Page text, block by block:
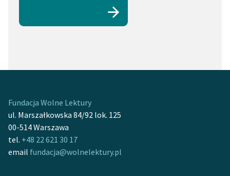
Fundacja Wolne Lektury
ul. Marszałkowska 84/92 lok. 125
00-514 Warszawa
tel. +48 22 621 30 17
email fundacja@wolnelektury.pl